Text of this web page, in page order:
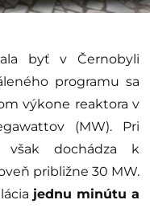
byť v Černobyli
programu sa
výkone reaktora v
(MW). Pri
dochádza k
približne 30 MW.
jednu minútu a